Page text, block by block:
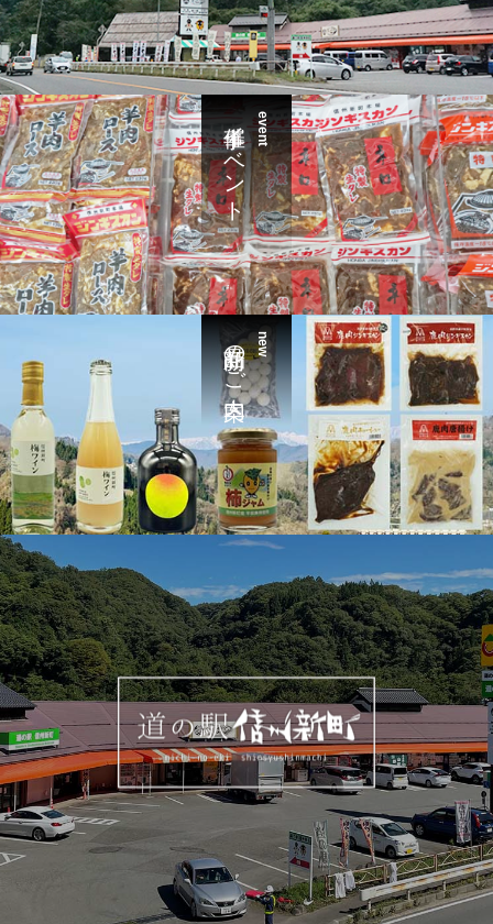
event
催事イベント
new
新商品のご案内